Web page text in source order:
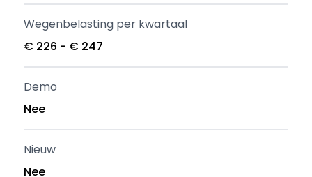
Wegenbelasting per kwartaal
€ 226 - € 247
Demo
Nee
Nieuw
Nee